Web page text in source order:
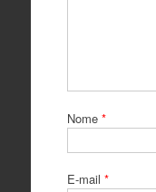
Nome *
E-mail *